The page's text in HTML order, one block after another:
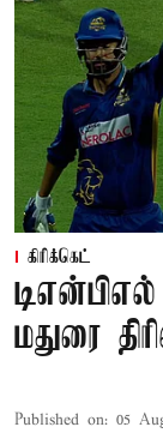
கிரிக்கெட்
மதுரை
Published on: 05